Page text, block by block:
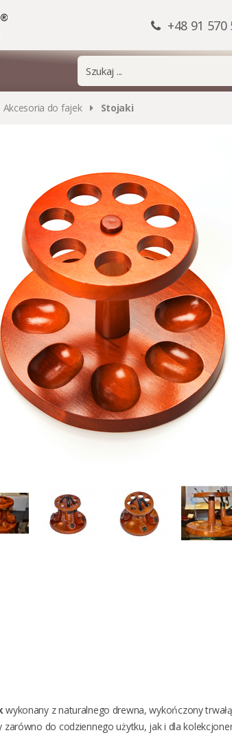
+48 91 570
Akcesoria do fajek Stojaki
wykonany z naturalnego drewna, wykończony
zarówno do codziennego użytku, jak i dla